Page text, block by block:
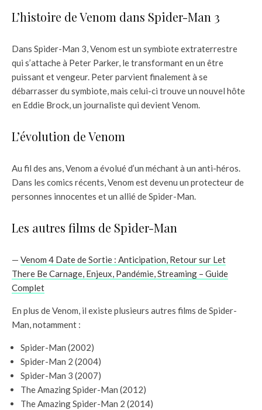
L’histoire de Venom dans Spider-Man 3
Dans Spider-Man 3, Venom est un symbiote extraterrestre
qui s’attache à Peter Parker, le transformant en un être
puissant et vengeur. Peter parvient finalement à se
débarrasser du symbiote, mais celui-ci trouve un nouvel hôte
en Eddie Brock, un journaliste qui devient Venom.
L’évolution de Venom
Au fil des ans, Venom a évolué d’un méchant à un anti-héros.
Dans les comics récents, Venom est devenu un protecteur de
personnes innocentes et un allié de Spider-Man.
Les autres films de Spider-Man
— Venom 4 Date de Sortie : Anticipation, Retour sur Let
There Be Carnage, Enjeux, Pandémie, Streaming – Guide
Complet
En plus de Venom, il existe plusieurs autres films de Spider-
Man, notamment :
Spider-Man (2002)
Spider-Man 2 (2004)
Spider-Man 3 (2007)
The Amazing Spider-Man (2012)
The Amazing Spider-Man 2 (2014)